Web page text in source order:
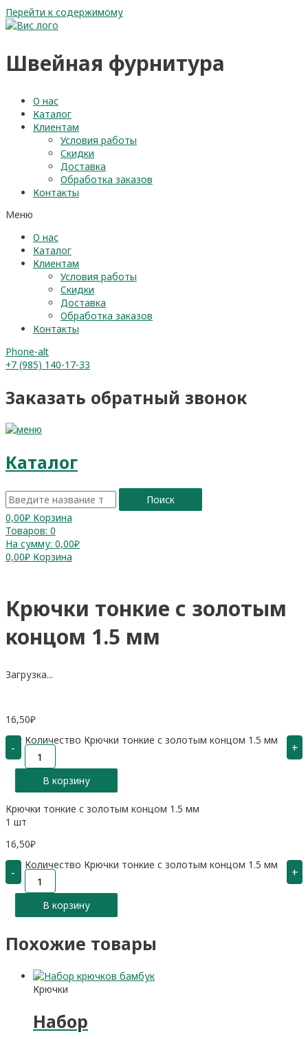
Перейти к содержимому
Швейная фурнитура
О нас
Каталог
Клиентам
Условия работы
Скидки
Доставка
Обработка заказов
Контакты
Меню
О нас
Каталог
Клиентам
Условия работы
Скидки
Доставка
Обработка заказов
Контакты
Phone-alt
+7 (985) 140-17-33
Заказать обратный звонок
Каталог
Поиск
0,00₽ Корзина
Товаров: 0
На сумму: 0,00₽
0,00₽ Корзина
Крючки тонкие с золотым
концом 1.5 мм
Загрузка...
16,50₽
- Количество Крючки тонкие с золотым концом 1.5 мм +
В корзину
Крючки тонкие с золотым концом 1.5 мм
1 шт
16,50₽
- Количество Крючки тонкие с золотым концом 1.5 мм +
В корзину
Похожие товары
Крючки
Набор